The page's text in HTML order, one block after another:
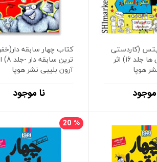
(کاردستی
ها و سرگرمی ها جلد 16) اثر
هوپا
موجود
کتاب چهار سابقه
ترین
آرون بلیبی نشر هوپا
نا موجود
20 %